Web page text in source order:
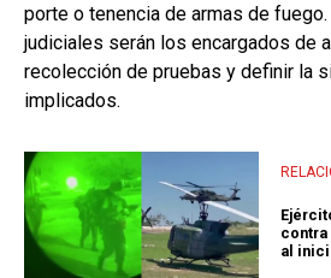
porte o tenencia de armas de
judiciales serán los encargados de
recolección de pruebas y definir la
implicados.
al